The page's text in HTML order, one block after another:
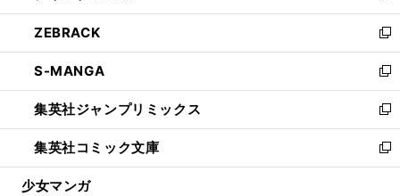
開
く
ウ
で
開
く
ン
ド
ウ
で
開
く
ウ
ィ
ン
ド
ウ
で
開
く
し
い
ウ
ィ
ン
ド
ウ
で
開
ZEBRACK
新
し
い
ウ
ィ
ン
ド
ウ
S-MANGA
新
し
い
ウ
ィ
ン
集英社ジャンプリミックス
新
し
い
ウ
集英社コミック文庫
新
し
少女マンガ